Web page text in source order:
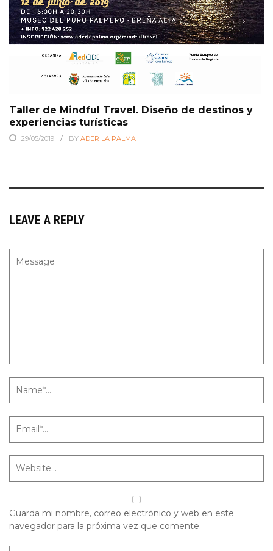
Taller de Mindful Travel. Diseño de destinos y
experiencias turísticas
29/05/2019 BY ADER LA PALMA
LEAVE A REPLY
Guarda mi nombre, correo electrónico y web en este
navegador para la próxima vez que comente.